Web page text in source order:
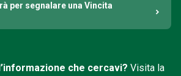
per segnalare una Vincita
che cercavi? Visita la